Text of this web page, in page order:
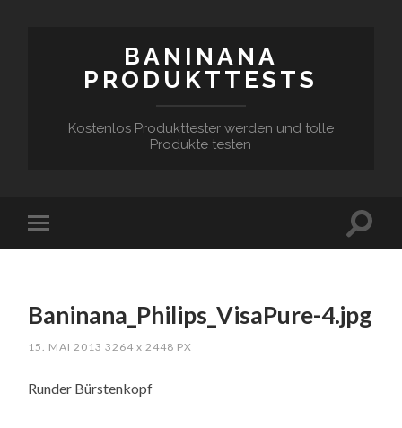
BANINANA
PRODUKTTESTS
Kostenlos Produkttester werden und tolle
Produkte testen
Baninana_Philips_VisaPure-4.jpg
15. MAI 2013 3264x 2448 PX
Runder Bürstenkopf